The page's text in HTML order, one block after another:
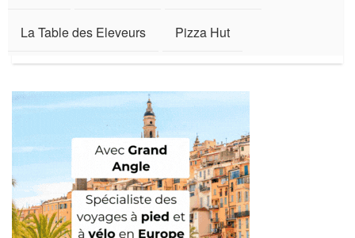
La Table des Eleveurs Pizza Hut